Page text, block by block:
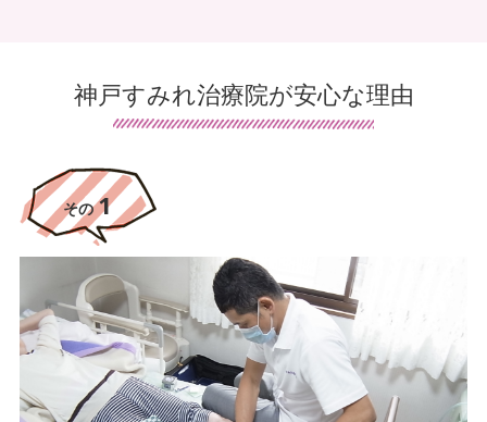
神戸すみれ治療院が安心な理由
その1
護リハビリステーション」「神戸すみれリハビリデイ
サービス」を運営しています。神戸すみれ訪問看護リ
療法士などの有資格者が常駐しており、こまめに連携
を取りながら運営しております。
鍼治療が必要な方の多くが、定期的な通院に負担を抱
えてしまっているのではないでしょうか。当院では、
ご自宅に直接国家資格者がお伺いする訪問鍼灸となっ
ておりますので、病状や家族の状況によって通院が難
しい方もご負担なく治療をうけていただけます。
東洋医学と西洋医学を複合させた、鍼治マッサージリ
ハビリでは慢性化した身体の痛みを軽減し少しずつで